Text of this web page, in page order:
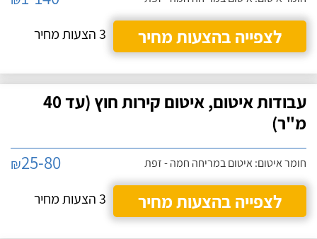
לצפייה בהצעות מחיר
3 הצעות מחיר
עבודות איטום, איטום קירות חוץ (עד 40
מ"ר)
חומר איטום: איטום במריחה חמה - זפת ₪25-80
לצפייה בהצעות מחיר
3 הצעות מחיר